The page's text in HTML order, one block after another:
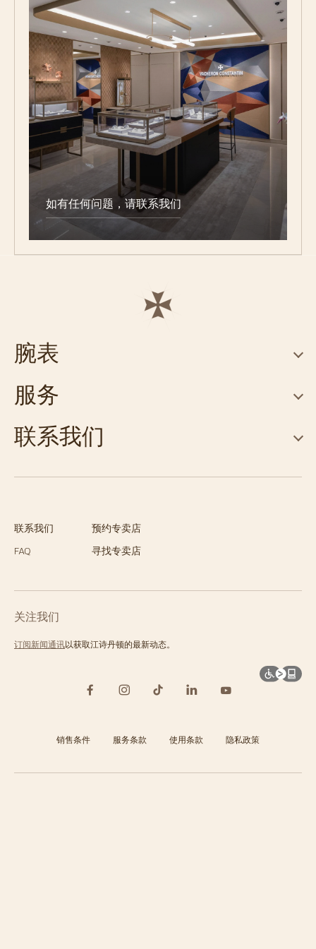
如有任何问题，请联系我们
联系我们
预约专卖店
FAQ
寻找专卖店
关注我们
订阅新闻通讯以获取江诗丹顿的最新动态。
腕表
服务
联系我们
销售条件 服务条款 使用条款 隐私政策